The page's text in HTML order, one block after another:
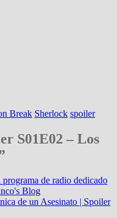
Break Sherlock spoiler
S01E02 – Los
de radio dedicado
Blog
de un Asesinato | Spoiler